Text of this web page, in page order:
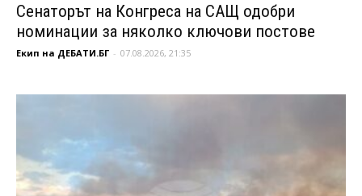
Сенаторът на Конгреса на САЩ одобри
номинации за няколко ключови постове
Екип на ДЕБАТИ.БГ - 07.08.2026, 21:35